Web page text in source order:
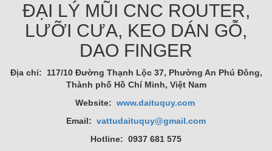
ĐẠI LÝ MŨI CNC ROUTER,
LƯỠI CƯA, KEO DÁN GỖ,
DAO FINGER
Địa chỉ: 117/10 Đường Thạnh Lộc 37, Phường An Phú Đông,
Thành phố Hồ Chí Minh, Việt Nam
Website: www.daituquy.com
Email: vattudaituquy@gmail.com
Hotline: 0937 681 575